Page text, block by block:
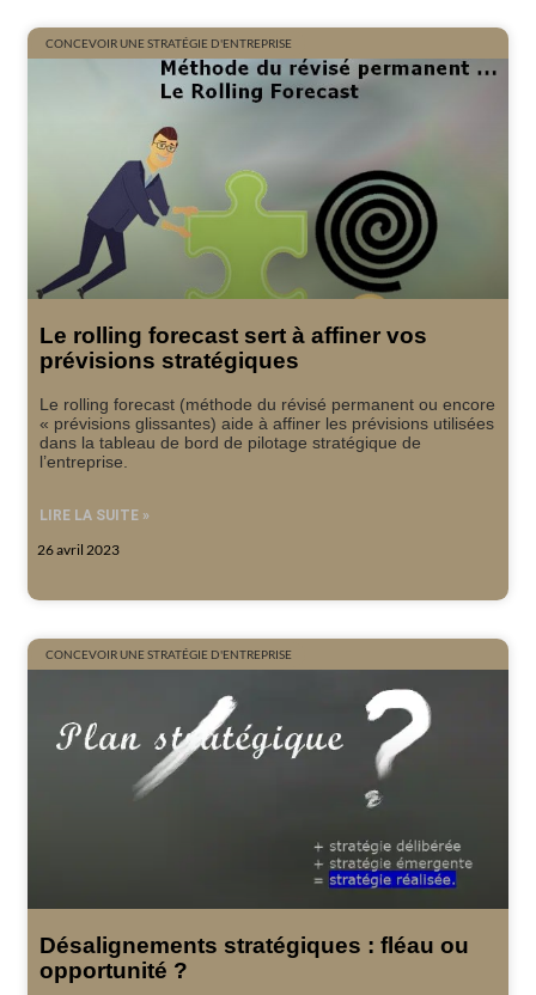
CONCEVOIR UNE STRATÉGIE D'ENTREPRISE
Le rolling forecast sert à affiner vos
prévisions stratégiques
Le rolling forecast (méthode du révisé permanent ou encore
« prévisions glissantes) aide à affiner les prévisions utilisées
dans la tableau de bord de pilotage stratégique de
l’entreprise.
LIRE LA SUITE »
26 avril 2023
CONCEVOIR UNE STRATÉGIE D'ENTREPRISE
Désalignements stratégiques : fléau ou
opportunité ?